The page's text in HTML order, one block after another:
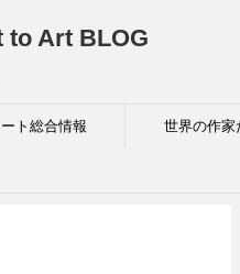
to Art BLOG
ト総合情報 世界の作家